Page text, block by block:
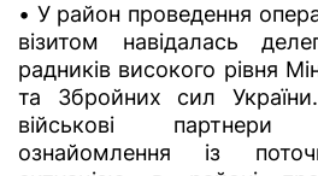
• У район проведення
візитом навідалась
радників високого рівня
та Збройних сил
військові
ознайомлення із